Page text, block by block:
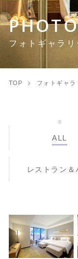
フォトギャラリ
TOP フォトギャラ
ALL
レストラン＆